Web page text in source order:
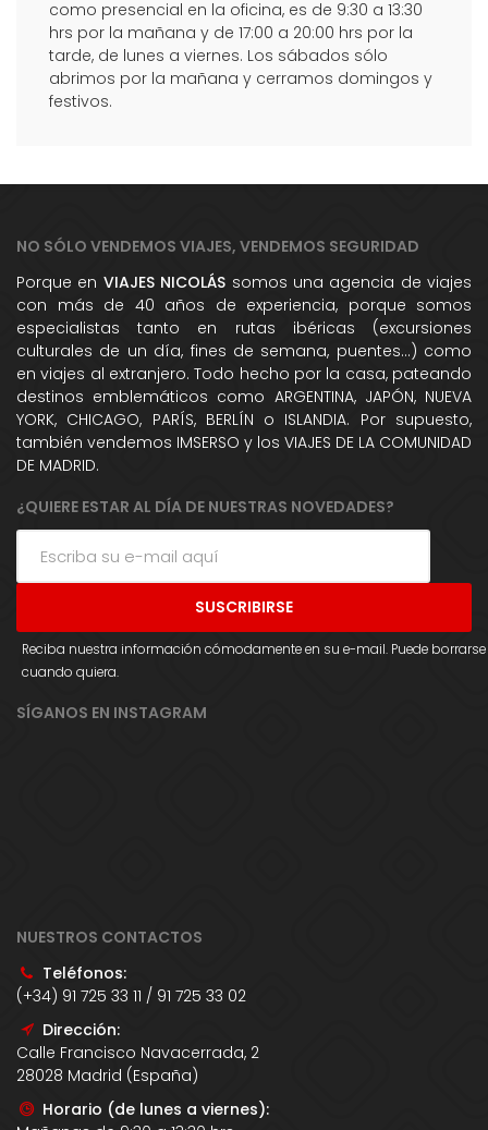
como presencial en la oficina, es de 9:30 a 13:30
hrs por la mañana y de 17:00 a 20:00 hrs por la
tarde, de lunes a viernes. Los sábados sólo
abrimos por la mañana y cerramos domingos y
festivos.
NO SÓLO VENDEMOS VIAJES, VENDEMOS SEGURIDAD
Porque en VIAJES NICOLÁS somos una agencia de viajes
con más de 40 años de experiencia, porque somos
especialistas tanto en rutas ibéricas (excursiones
culturales de un día, fines de semana, puentes...) como
en viajes al extranjero. Todo hecho por la casa, pateando
destinos emblemáticos como ARGENTINA, JAPÓN, NUEVA
YORK, CHICAGO, PARÍS, BERLÍN o ISLANDIA. Por supuesto,
también vendemos IMSERSO y los VIAJES DE LA COMUNIDAD
DE MADRID.
¿QUIERE ESTAR AL DÍA DE NUESTRAS NOVEDADES?
Reciba nuestra información cómodamente en su e-mail. Puede borrarse
cuando quiera.
SÍGANOS EN INSTAGRAM
NUESTROS CONTACTOS
Teléfonos:
(+34) 91 725 33 11 / 91 725 33 02
Dirección:
Calle Francisco Navacerrada, 2
28028 Madrid (España)
Horario (de lunes a viernes):